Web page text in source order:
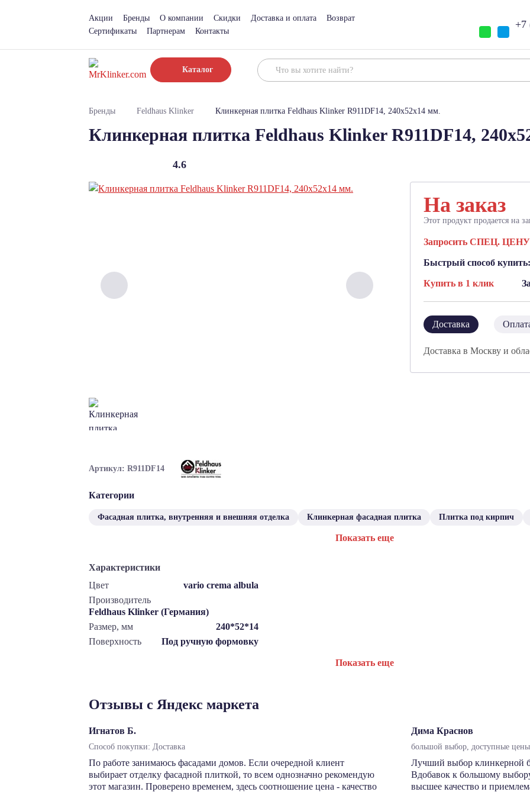
Акции Бренды О компании Скидки Доставка и оплата
Возврат
Сертификаты
Партнерам Контакты
+7
Каталог
Бренды Feldhaus Klinker Клинкерная плитка Feldhaus Klinker R911DF14, 240x52x14 мм.
Клинкерная плитка Feldhaus Klinker R911DF14,
4.6
Артикул: R911DF14
Категории
Фасадная плитка, внутренняя и внешняя отделка Клинкерная фасадная плитка Плитка под кирпич
Показать еще
Характеристики
Цвет
vario crema albula
Производитель
Feldhaus Klinker (Германия)
Размер, мм
240*52*14
Поверхность
Под ручную формовку
Показать еще
На заказ
Этот продукт продается на
Запросить СПЕЦ. ЦЕНУ
Быстрый способ купить:
Купить в 1 клик
Доставка
Доставка в Москву и
Отзывы с Яндекс маркета
Игнатов Б.
Способ покупки: Доставка
По работе занимаюсь фасадами домов. Если очередной клиент
выбирает отделку фасадной плиткой, то всем однозначно рекомендую
этот магазин. Проверено временем, здесь соотношение цена - качество
Дима Краснов
большой выбор, доступные
Лучший выбор клинкерной
Вдобавок к большому
высшее качество и